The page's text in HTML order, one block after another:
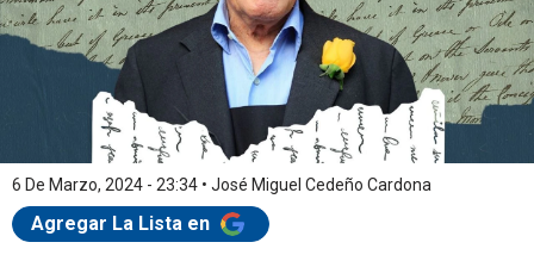
6 De Marzo, 2024 - 23:34 • José Miguel Cedeño Cardona
Agregar La Lista en